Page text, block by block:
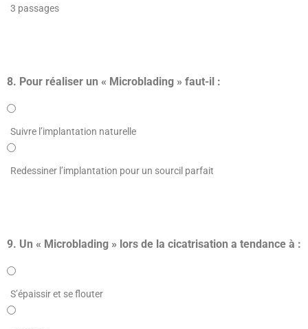
3 passages
8. Pour réaliser un « Microblading » faut-il :
Suivre l’implantation naturelle
Redessiner l’implantation pour un sourcil parfait
9. Un « Microblading » lors de la cicatrisation a tendance à :
S’épaissir et se flouter